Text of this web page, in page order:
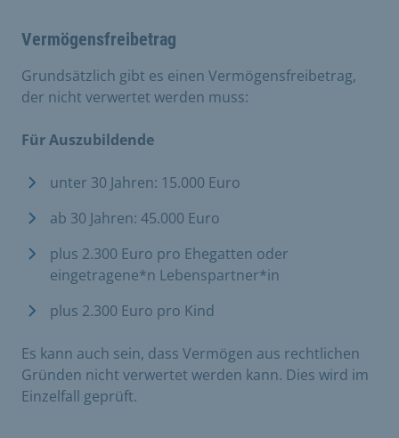
Vermögensfreibetrag
Grundsätzlich gibt es einen Vermögensfreibetrag,
der nicht verwertet werden muss:
Für Auszubildende
unter 30 Jahren: 15.000 Euro
ab 30 Jahren: 45.000 Euro
plus 2.300 Euro pro Ehegatten oder
eingetragene*n Lebenspartner*in
plus 2.300 Euro pro Kind
Es kann auch sein, dass Vermögen aus rechtlichen
Gründen nicht verwertet werden kann. Dies wird im
Einzelfall geprüft.